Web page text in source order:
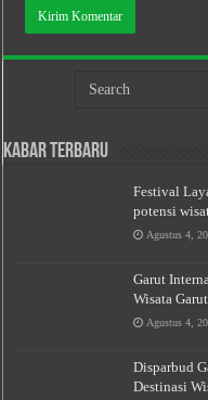
Kabar Terbaru
Festival
potensi
Agustus 4,
Garut
Wisata
Agustus 4,
Disparbud
Destinasi